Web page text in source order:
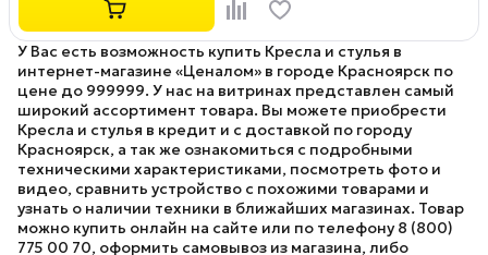
У Вас есть возможность купить Кресла и стулья в
интернет-магазине «Ценалом» в городе Красноярск по
цене до 999999. У нас на витринах представлен самый
широкий ассортимент товара. Вы можете приобрести
Кресла и стулья в кредит и с доставкой по городу
Красноярск, а так же ознакомиться с подробными
техническими характеристиками, посмотреть фото и
видео, сравнить устройство с похожими товарами и
узнать о наличии техники в ближайших магазинах. Товар
можно купить онлайн на сайте или по телефону 8 (800)
775 00 70, оформить самовывоз из магазина, либо